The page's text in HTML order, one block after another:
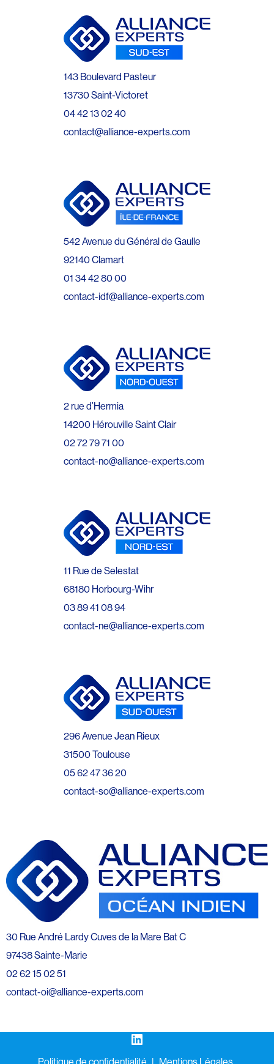
143 Boulevard Pasteur
13730 Saint-Victoret
04 42 13 02 40
contact@alliance-experts.com
542 Avenue du Général de Gaulle
92140 Clamart
01 34 42 80 00
contact-idf@alliance-experts.com
2 rue d’Hermia
14200 Hérouville Saint Clair
02 72 79 71 00
contact-no@alliance-experts.com
11 Rue de Selestat
68180 Horbourg-Wihr
03 89 41 08 94
contact-ne@alliance-experts.com
296 Avenue Jean Rieux
31500 Toulouse
05 62 47 36 20
contact-so@alliance-experts.com
30 Rue André Lardy Cuves de la Mare Bat C
97438 Sainte-Marie
02 62 15 02 51
contact-oi@alliance-experts.com
LinkedIn